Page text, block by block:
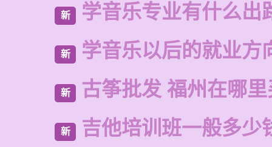
新 学音乐专业有什么出
新 学音乐以后的就业方
新 古筝批发 福州在哪
新 吉他培训班一般多少